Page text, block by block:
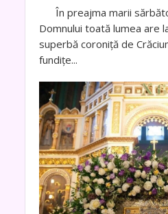
În preajma marii
Domnului toată lumea are
superbă coroniță de
fundițe...